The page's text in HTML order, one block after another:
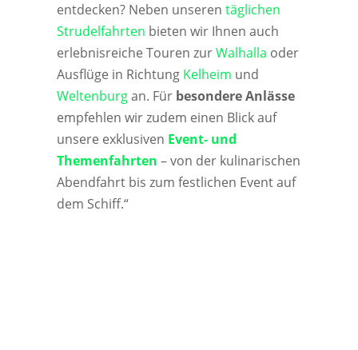
entdecken? Neben unseren täglichen
Strudelfahrten bieten wir Ihnen auch
erlebnisreiche Touren zurWalhalla oder
Ausflüge in Richtung Kelheim und
Weltenburgan. Für besondere Anlässe
empfehlen wir zudem einen Blick auf
unsere exklusiven Event- und
Themenfahrten – von der kulinarischen
Abendfahrt bis zum festlichen Event auf
dem Schiff.“